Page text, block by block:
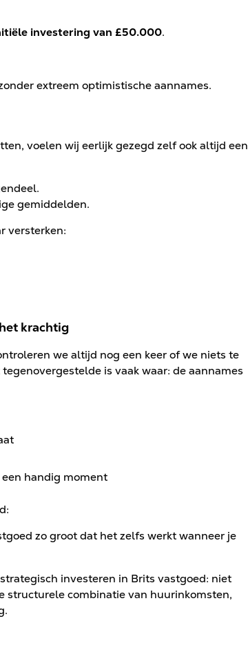
investering van £50.000.
extreem optimistische aannames.
voelen wij eerlijk gezegd zelf ook altijd een
gemiddelden.
versterken:
krachtig
we altijd nog een keer of we niets te
is vaak waar: de aannames
handig moment
zo groot dat het zelfs werkt wanneer je
investeren in Brits vastgoed: niet
structurele combinatie van huurinkomsten,